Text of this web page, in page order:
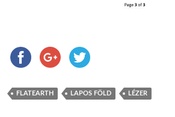
FLATEARTH LAPOS FÖLD LÉZER